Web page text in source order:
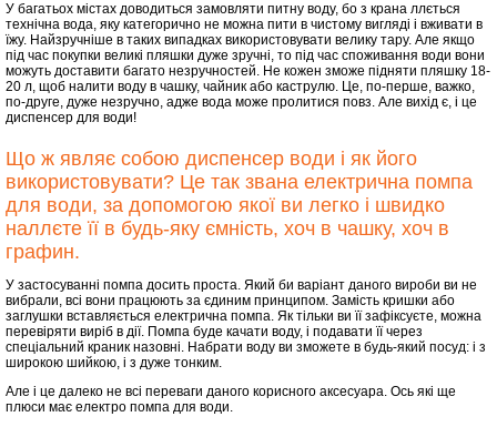
У багатьох містах доводиться замовляти питну воду, бо з крана ллється
технічна вода, яку категорично не можна пити в чистому вигляді і вживати в
їжу. Найзручніше в таких випадках використовувати велику тару. Але якщо
під час покупки великі пляшки дуже зручні, то під час споживання води вони
можуть доставити багато незручностей. Не кожен зможе підняти пляшку 18-
20 л, щоб налити воду в чашку, чайник або каструлю. Це, по-перше, важко,
по-друге, дуже незручно, адже вода може пролитися повз. Але вихід є, і це
диспенсер для води!
Що ж являє собою диспенсер води і як його
використовувати? Це так звана електрична помпа
для води, за допомогою якої ви легко і швидко
наллєте її в будь-яку ємність, хоч в чашку, хоч в
графин.
У застосуванні помпа досить проста. Який би варіант даного вироби ви не
вибрали, всі вони працюють за єдиним принципом. Замість кришки або
заглушки вставляється електрична помпа. Як тільки ви її зафіксуєте, можна
перевіряти виріб в дії. Помпа буде качати воду, і подавати її через
спеціальний краник назовні. Набрати воду ви зможете в будь-який посуд: і з
широкою шийкою, і з дуже тонким.
Але і це далеко не всі переваги даного корисного аксесуара. Ось які ще
плюси має електро помпа для води.